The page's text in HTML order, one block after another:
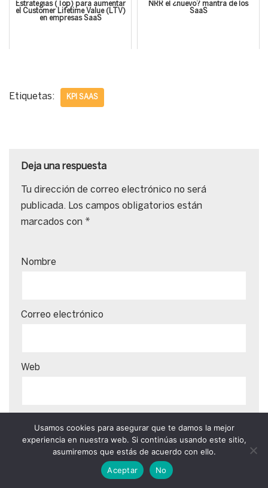
Estrategias (Top) para aumentar
el Customer Lifetime Value (LTV)
en empresas SaaS
NRR el ¿nuevo? mantra de los
SaaS
Etiquetas: KPI SAAS
Deja una respuesta
Tu dirección de correo electrónico no será
publicada. Los campos obligatorios están
marcados con *
Nombre
Correo electrónico
Web
Usamos cookies para asegurar que te damos la mejor
experiencia en nuestra web. Si continúas usando este sitio,
asumiremos que estás de acuerdo con ello.
Aceptar
No